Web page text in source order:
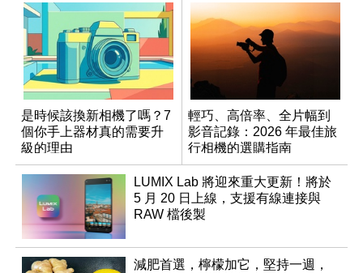
是時候該換新相機了嗎？7
個你手上器材真的需要升
級的理由
輕巧、高倍率、全片幅到
影音記錄：2026 年最佳旅
行相機的選購指南
LUMIX Lab 將迎來重大更新！將於
5 月 20 日上線，支援有線連接與
RAW 檔後製
減肥首選，檸檬加它，堅持一週，